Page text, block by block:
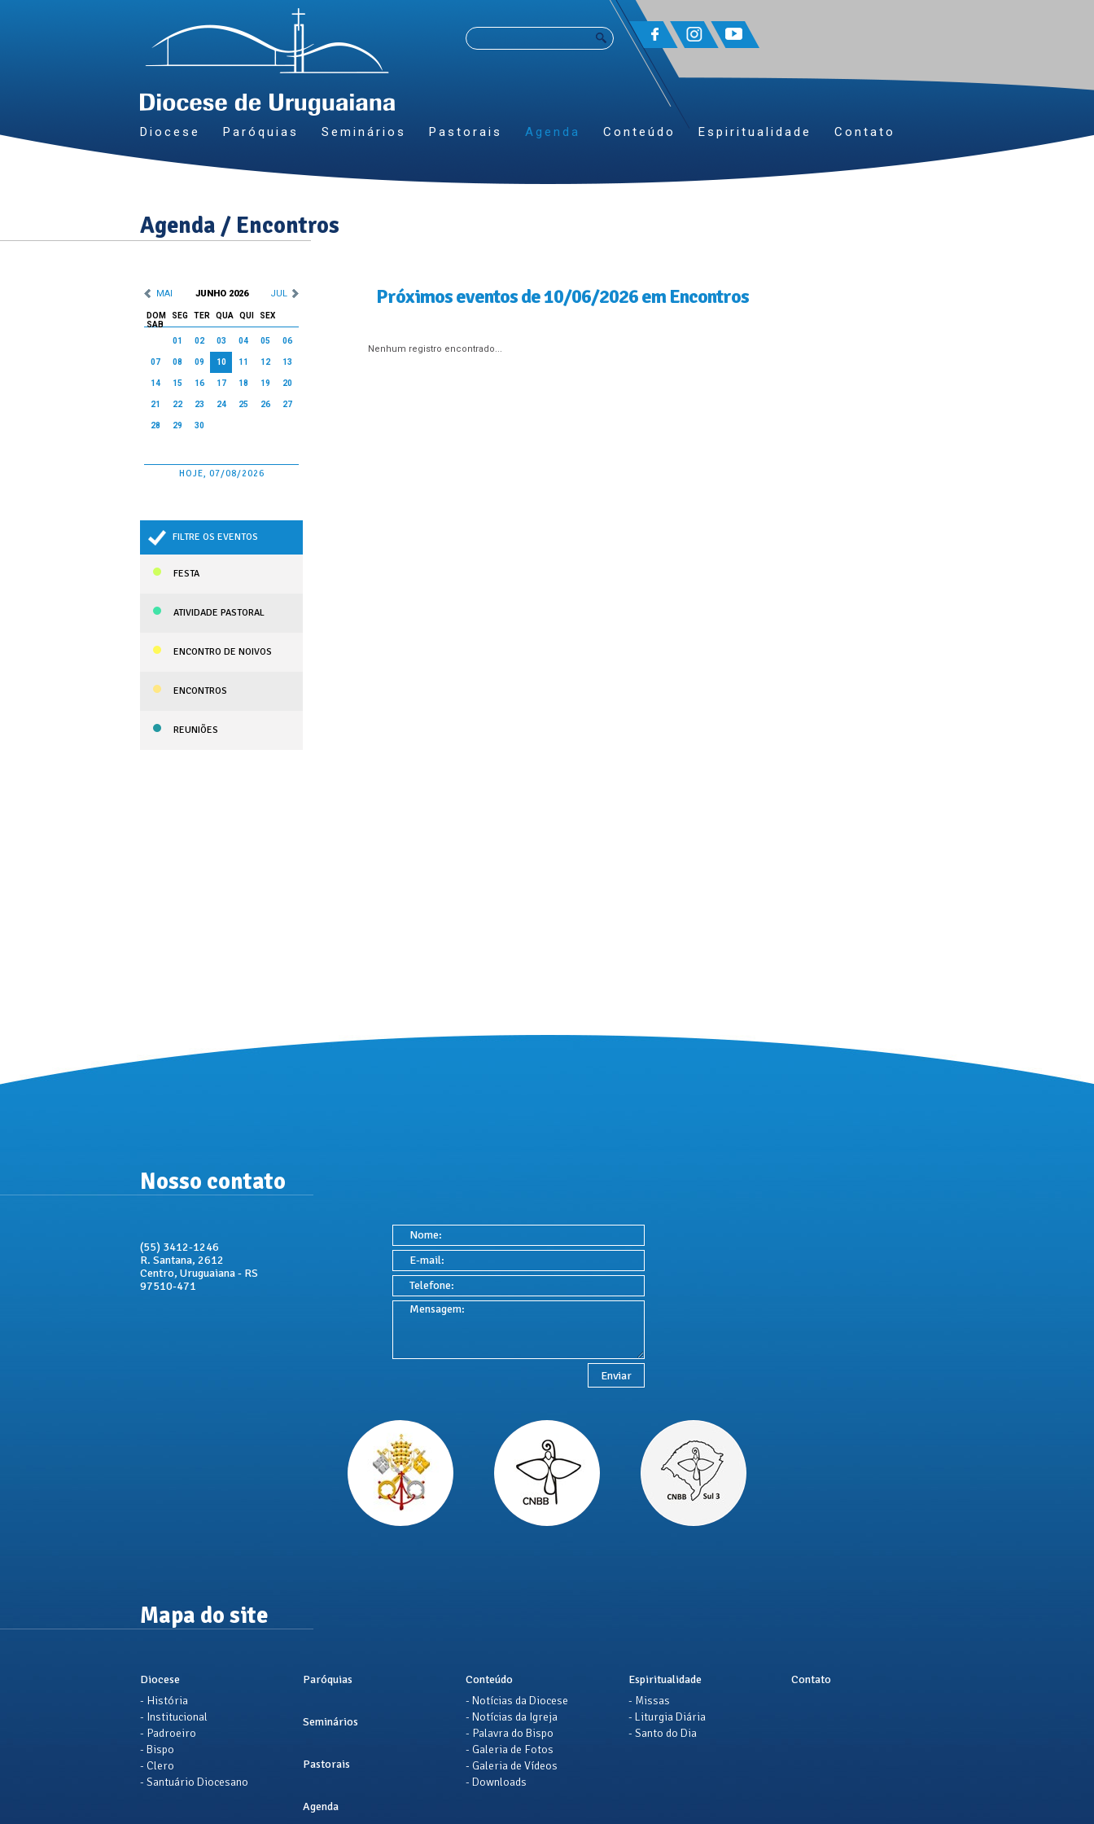
Diocese Paróquias Seminários Pastorais Agenda Conteúdo Espiritualidade Contato
Agenda / Encontros
MAI JUNHO 2026 JUL
DOM SEG TER QUA QUI
SEX
SAB
01
02 03 04 05 06
07 08 09 10 11 12 13
14 15 16 17 18 19 20
21 22 23 24 25 26 27
28 29 30
HOJE, 07/08/2026
FILTRE OS EVENTOS
FESTA
ATIVIDADE PASTORAL
ENCONTRO DE NOIVOS
ENCONTROS
REUNIÕES
Próximos eventos de 10/06/2026 em Encontros
Nenhum registro encontrado...
Nosso contato
(55) 3412-1246
R. Santana, 2612
Centro, Uruguaiana - RS
97510-471
Mapa do site
Diocese
- História
- Institucional
- Padroeiro
- Bispo
- Clero
- Santuário Diocesano
Paróquias
Seminários
Pastorais
Agenda
Conteúdo
- Notícias da Diocese
- Notícias da Igreja
- Palavra do Bispo
- Galeria de Fotos
- Galeria de Vídeos
- Downloads
Espiritualidade
- Missas
- Liturgia Diária
- Santo do Dia
Contato